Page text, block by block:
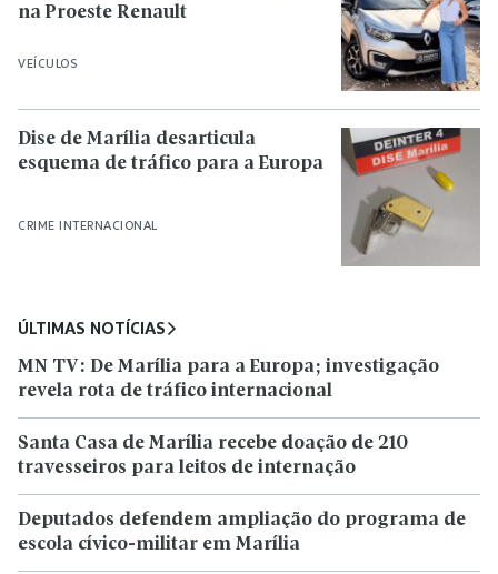
VEÍCULOS
na Proeste Renault
CRIME INTERNACIONAL
Dise de Marília desarticula
esquema de tráfico para a Europa
ÚLTIMAS NOTÍCIAS
MN TV: De Marília para a Europa; investigação
revela rota de tráfico internacional
Santa Casa de Marília recebe doação de 210
travesseiros para leitos de internação
Deputados defendem ampliação do programa de
escola cívico-militar em Marília